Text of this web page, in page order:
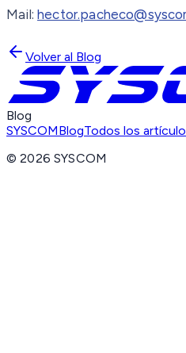
Mail:
Volver al Blog
Blog
SYSCOMBlogTodos los
©2026 SYSCOM